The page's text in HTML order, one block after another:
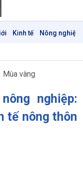
Kinh tế Nông nghiệp
Mùa vàng
nghiệp:
tế nông thôn